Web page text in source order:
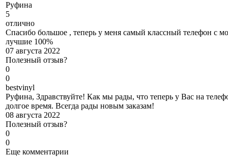
Руфина
5
отлично
Спасибо большое , теперь у меня самый классный телефон с
лучшие 100%
07 августа 2022
Полезный отзыв?
0
0
bestvinyl
Руфина, Здравствуйте! Как мы рады, что теперь у Вас на
долгое время. Всегда рады новым заказам!
08 августа 2022
Полезный отзыв?
0
0
Еще комментарии